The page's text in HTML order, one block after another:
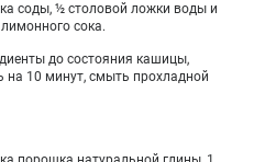
соды, ½ столовой ложки воды и
сока.
до состояния кашицы,
на 10 минут, смыть прохладной